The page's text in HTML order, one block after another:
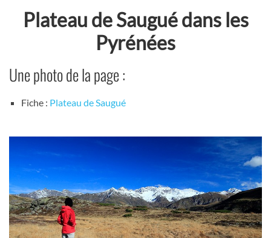
Plateau de Saugué dans les
Pyrénées
Une photo de la page :
Fiche : Plateau de Saugué